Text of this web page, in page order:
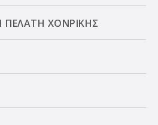
ΠΕΛΑΤΗ ΧΟΝΡΙΚΗΣ